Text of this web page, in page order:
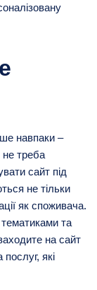
навпаки –
не треба
сайт під
не тільки
як споживача.
тематиками та
на сайт
які